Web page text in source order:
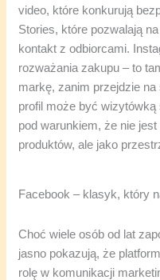
video, które konkurują
Stories, które pozwalają
kontakt z odbiorcami.
rozważania zakupu – to
markę, zanim przejdzie
profil może być
pod warunkiem, że nie
produktów, ale jako
Facebook – klasyk, który
Choć wiele osób od lat
jasno pokazują, że
rolę w komunikacji